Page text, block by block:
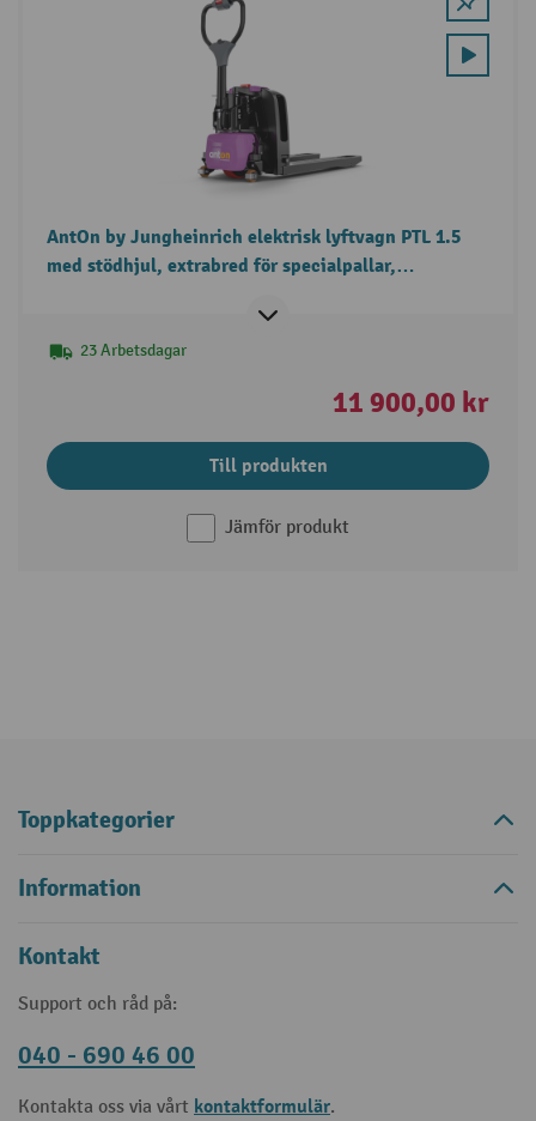
AntOn by Jungheinrich elektrisk lyftvagn PTL 1.5
med stödhjul, extrabred för specialpallar,
23 Arbetsdagar
11 900,00 kr
Till produkten
Jämför produkt
Toppkategorier
Information
Kontakt
Support och råd på:
040 - 690 46 00
Kontakta oss via vårt kontaktformulär.